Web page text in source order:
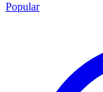
Popular